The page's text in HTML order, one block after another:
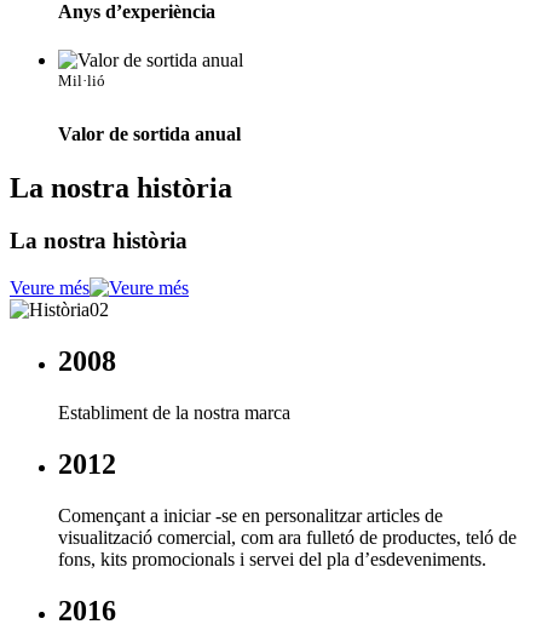
Anys d’experiència
Mil·lió
Valor de sortida anual
La nostra història
La nostra història
Veure més
2008
Establiment de la nostra marca
2012
Començant a iniciar -se en personalitzar articles de
visualització comercial, com ara fulletó de productes, teló de
fons, kits promocionals i servei del pla d’esdeveniments.
2016